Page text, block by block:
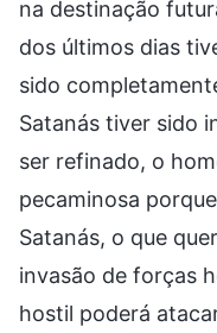
na destinação
dos últimos dias
sido
Satanás tiver sido
ser refinado, o
pecaminosa
Satanás, o que
invasão de forças
hostil poderá